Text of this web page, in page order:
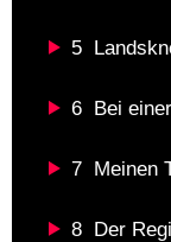
5
6 Bei
7 Meinen
8 Der